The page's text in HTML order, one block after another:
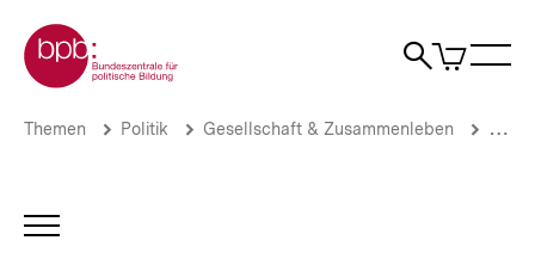
zum
Seiteninhalt
springen
Zur Startseite der bpb
Suche
Artikel
im
Arbeitsblatt
Handreichungen
Brotkrümelnavigation
Pfadnavigation
Themen Politik Gesellschaft & Zusammenleben
INHALTSNAVIGATION